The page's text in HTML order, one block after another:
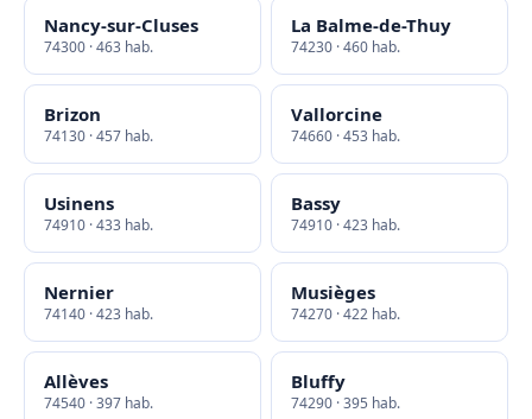
Nancy-sur-Cluses
74300 · 463 hab.
La Balme-de-Thuy
74230 · 460 hab.
Brizon
74130 · 457 hab.
Vallorcine
74660 · 453 hab.
Usinens
74910 · 433 hab.
Bassy
74910 · 423 hab.
Nernier
74140 · 423 hab.
Musièges
74270 · 422 hab.
Allèves
74540 · 397 hab.
Bluffy
74290 · 395 hab.